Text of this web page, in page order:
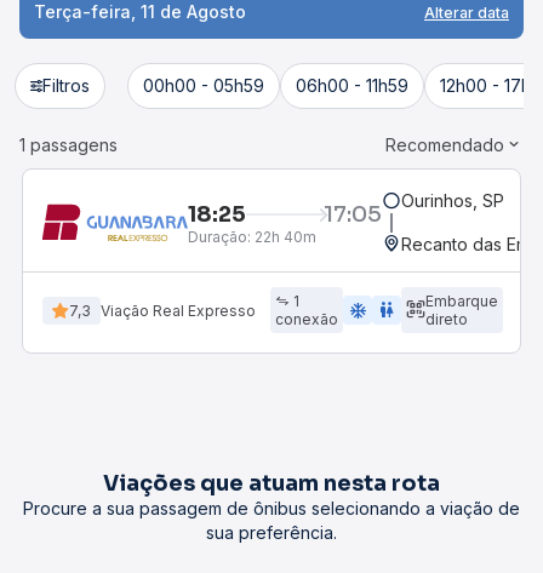
Terça-feira, 11 de Agosto Alterar data
Filtros 00h00 - 05h59 06h00 - 11h59 12h00 -
1 passagens Recomendado
18:25 17:05
Duração: 22h 40m
Ourinhos, SP
Recanto das
7,3 Viação Real Expresso
1
conexão
ac_unit wc
Embarque
direto
Viações que atuam nesta rota
Procure a sua passagem de ônibus selecionando a viação de
sua preferência.